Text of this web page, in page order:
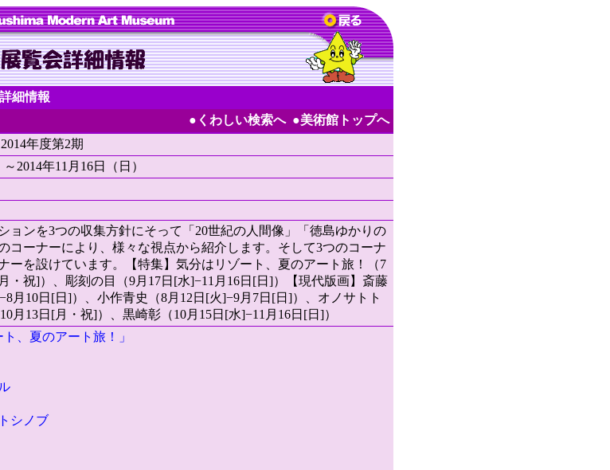
細情報
●くわしい検索へ ●美術館トップへ
年度第2期
2014年11月16日（日）
ョンを3つの収集方針にそって「20世紀の人間像」「徳島ゆかりの
コーナーにより、様々な視点から紹介します。そして3つのコーナ
ーを設けています。【特集】気分はリゾート、夏のアート旅！（7
・祝]）、彫刻の目（9月17日[水]−11月16日[日]）【現代版画】斎藤
月10日[日]）、小作青史（8月12日[火]−9月7日[日]）、オノサトト
月13日[月・祝]）、黒崎彰（10月15日[水]−11月16日[日]）
、夏のアート旅！」
シノブ